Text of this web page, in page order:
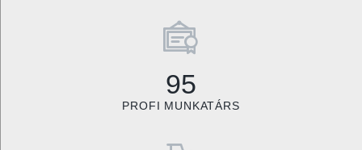
95
PROFI MUNKATÁRS